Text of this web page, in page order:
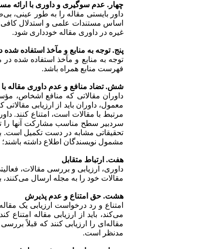
چهار. عدم سوگیری و داوری با ارائه
داور بایستی مقاله را به طور عینی،
اساس مستندات علمی و استدلال کافی
غیره در داوری مقاله خودداری شود.
پنج. توجه به منابع و مآخذ استفاده شده
توجه به منابع و مآخذ استفاده شده
فهرست منابع همراه باشد.
شش. تضاد منافع و عدم داوری مقاله
داوران مقالاتی که منافع
معمول، داوران باید از ارزیابی
مرتبط با مقالات است، امتناع کنند.
سردبیر سطح مناسب مشارکت آنها را
تحقیقاتی مشابه در دست تکمیل است.
مشمول نویسندگان اطلاع داشته باشند؛
هفت. ارتباط متقابل
داوری، ارزیابی و بررسی مقالات،
مقالات خود را به مجله ارسال می‌کنند،
هشت. حق امتناع و عدم پذیرش
امتناع و رد درخواست ارزیابی یک
می‌کند، باید از ارزیابی مقاله
مقاله‌ای را ارزیابی کنند که قبلاً
مدنظر است.